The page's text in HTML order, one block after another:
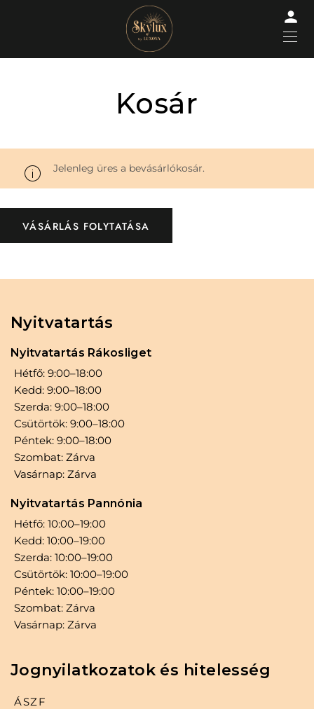
Kosár
Jelenleg üres a bevásárlókosár.
VÁSÁRLÁS FOLYTATÁSA
Nyitvatartás
Nyitvatartás Rákosliget
Hétfő: 9:00–18:00
Kedd: 9:00–18:00
Szerda: 9:00–18:00
Csütörtök: 9:00–18:00
Péntek: 9:00–18:00
Szombat: Zárva
Vasárnap: Zárva
Nyitvatartás Pannónia
Hétfő: 10:00–19:00
Kedd: 10:00–19:00
Szerda: 10:00–19:00
Csütörtök: 10:00–19:00
Péntek: 10:00–19:00
Szombat: Zárva
Vasárnap: Zárva
Jognyilatkozatok és hitelesség
ÁSZF